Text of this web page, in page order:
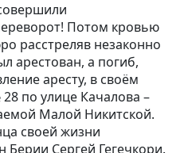
Потом кровью
расстреляв незаконно
арестован, а погиб,
аресту, в своём
по улице Качалова –
Малой Никитской.
своей жизни
Берии Сергей Гегечкори.